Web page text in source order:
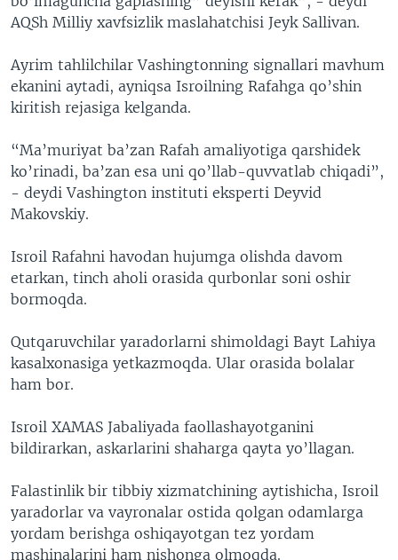
AQSh Milliy xavfsizlik maslahatchisi Jeyk Sallivan.
Ayrim tahlilchilar Vashingtonning signallari mavhum
ekanini aytadi, ayniqsa Isroilning Rafahga qo’shin
kiritish rejasiga kelganda.
“Ma’muriyat ba’zan Rafah amaliyotiga qarshidek
ko’rinadi, ba’zan esa uni qo’llab-quvvatlab chiqadi”,
- deydi Vashington instituti eksperti Deyvid
Makovskiy.
Isroil Rafahni havodan hujumga olishda davom
etarkan, tinch aholi orasida qurbonlar soni oshir
bormoqda.
Qutqaruvchilar yaradorlarni shimoldagi Bayt Lahiya
kasalxonasiga yetkazmoqda. Ular orasida bolalar
ham bor.
Isroil XAMAS Jabaliyada faollashayotganini
bildirarkan, askarlarini shaharga qayta yo’llagan.
Falastinlik bir tibbiy xizmatchining aytishicha, Isroil
yaradorlar va vayronalar ostida qolgan odamlarga
yordam berishga oshiqayotgan tez yordam
mashinalarini ham nishonga olmoqda.